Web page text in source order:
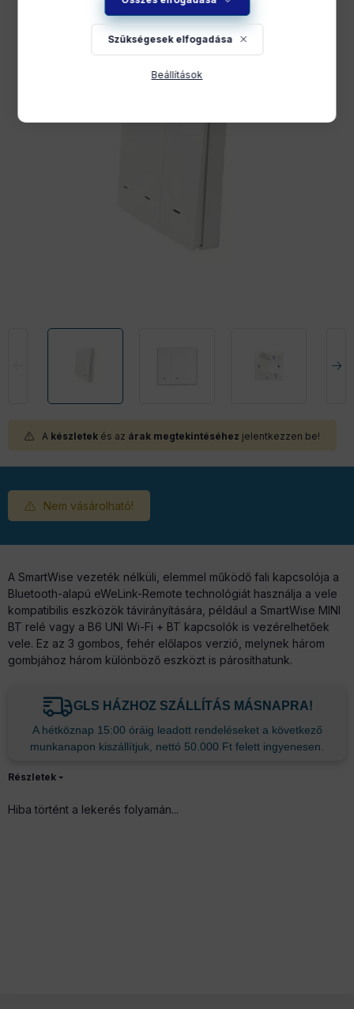
A készletek és az árak megtekintéséhez jelentkezzen be!
Nem vásárolható!
A SmartWise vezeték nélküli, elemmel működő fali kapcsolója a
Bluetooth-alapú eWeLink-Remote technológiát használja a vele
kompatibilis eszközök távirányítására, például a SmartWise MINI
BT relé vagy a B6 UNI Wi-Fi + BT kapcsolók is vezérelhetőek
vele. Ez az 3 gombos, fehér előlapos verzió, melynek három
gombjához három különböző eszközt is párosíthatunk.
GLS HÁZHOZ SZÁLLÍTÁS MÁSNAPRA!
A hétköznap 15:00 óráig leadott rendeléseket a következő
munkanapon kiszállítjuk, nettó 50.000 Ft felett ingyenesen.
Részletek
Hiba történt a lekerés folyamán...
Szükségesek elfogadása
Beállítások